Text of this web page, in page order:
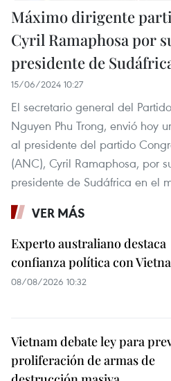
Máximo dirigente
Cyril Ramaphosa por
presidente de
15/06/2024 10:27
El secretario general del
Nguyen Phu Trong, envió hoy
al presidente del partido
(ANC), Cyril Ramaphosa, por
presidente de Sudáfrica en el
VER MÁS
Experto australiano destaca
confianza política con
08/08/2026 10:32
Vietnam debate ley para
proliferación de armas de